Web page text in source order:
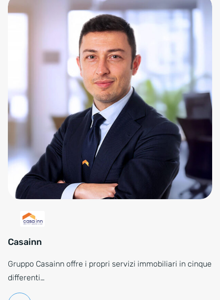
Casainn
Gruppo Casainn offre i propri servizi immobiliari in cinque
differenti…